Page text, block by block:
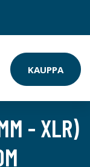
KAUPPA
- XLR)